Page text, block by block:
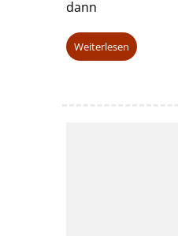
dann
Weiterlesen